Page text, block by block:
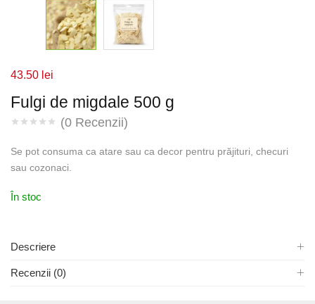
Fulgi de migdale 500 g
(0 Recenzii)
43.50 lei
Se pot consuma ca atare sau ca decor pentru prăjituri, checuri
sau cozonaci.
În stoc
Descriere
Recenzii (0)